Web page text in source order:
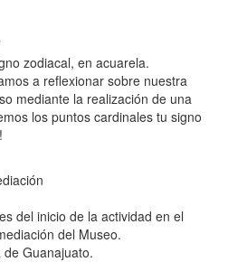
zodiacal, en acuarela.
a reflexionar sobre nuestra
mediante la realización de una
los puntos cardinales tu signo
del inicio de la actividad en el
del Museo.
Guanajuato.